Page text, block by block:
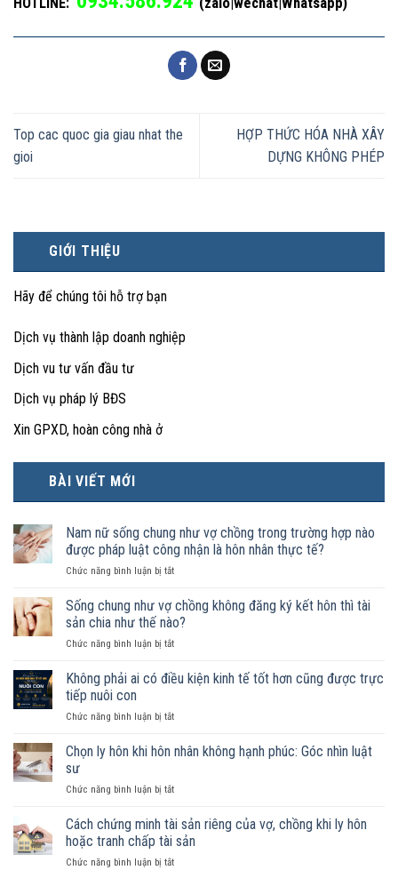
GIỚI THIỆU
Hãy để chúng tôi hỗ trợ bạn
Dịch vụ thành lập doanh nghiệp
Dịch vu tư vấn đầu tư
Dịch vụ pháp lý BĐS
Xin GPXD, hoàn công nhà ở
BÀI VIẾT MỚI
Nam nữ sống chung như vợ chồng trong trường hợp nào
được pháp luật công nhận là hôn nhân thực tế?
Chức năng bình luận bị tắtở
nữ
sống
chung
như
chồng
hợp
được
công
là
hôn
Sống chung như vợ chồng không đăng ký kết hôn thì tài
sản chia như thế nào?
Chức năng bình luận bị tắtở
chung
chồng
đăng
hôn
tài
sản
như
Không phải ai có điều kiện kinh tế tốt hơn cũng được trực
tiếp nuôi con
Chức năng bình luận bị tắtở
phải
điều
kinh
tế
hơn
Chọn ly hôn khi hôn nhân không hạnh phúc: Góc nhìn luật
sư
Chức năng bình luận bị tắtở
ly
hôn
khi
hôn
Cách chứng minh tài sản riêng của vợ, chồng khi ly hôn
hoặc tranh chấp tài sản
Chức năng bình luận bị tắtở
Top cac quoc gia giau nhat the
gioi
HỢP THỨC HÓA NHÀ XÂY
DỰNG KHÔNG PHÉP